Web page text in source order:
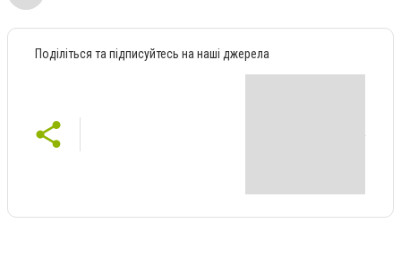
Поділіться та підписуйтесь на наші джерела